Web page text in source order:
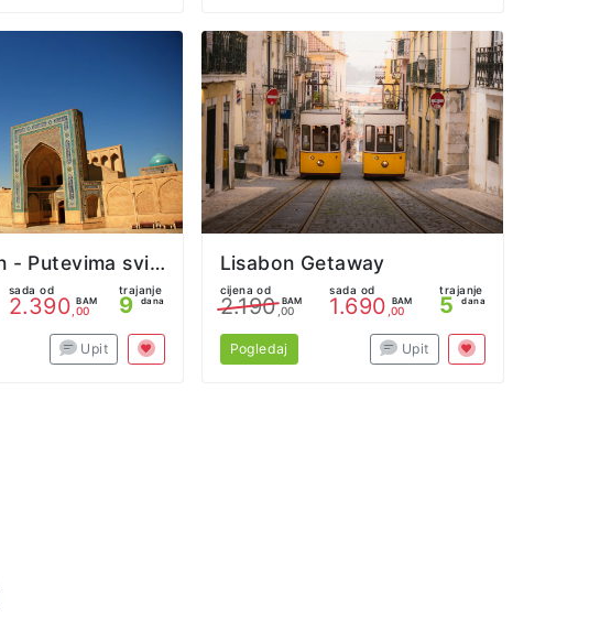
Uzbekistan - Putevima svile
sada od
2.390 BAM
,00
trajanje
9 dana
Upit
Lisabon Getaway
cijena od
2.190 BAM
,00
sada od
1.690 BAM
,00
trajanje
5 dana
Pogledaj Upit